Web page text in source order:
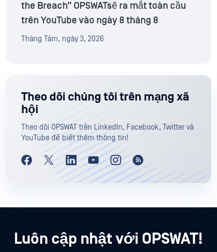
the Breach” OPSWATsẽ ra mắt toàn cầu
trên YouTube vào ngày 8 tháng 8
Tháng Tám, ngày 3, 2026
Theo dõi chúng tôi trên mạng xã
hội
Theo dõi OPSWAT trên LinkedIn, Facebook, Twitter và
YouTube để biết thêm thông tin!
Luôn cập nhật với OPSWAT!